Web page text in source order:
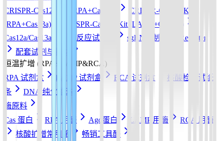
CRISPR-Cas12a Kit (RPA+Cas12a)
CRISPR-Cas13a Kit
(RPA+Cas13a)
CRISPR-Cas12b Kit (LAMP+Cas12b)
Cas12a/Cas13a/Cas14a反应试剂盒
sgRNA 制备
Reporter
配套试剂与耗材
恒温扩增 (RPA&LAMP&RCA)
RPA 试剂盒
LAMP 试剂盒 RCA 试剂盒
核酸检测试纸
条
DNA 纯化磁珠
酶原料
Cas 蛋白
RPA 用酶 Ago蛋白 LAMP 用酶
RCA 用酶
核酸扩增常用酶
畅销工具酶